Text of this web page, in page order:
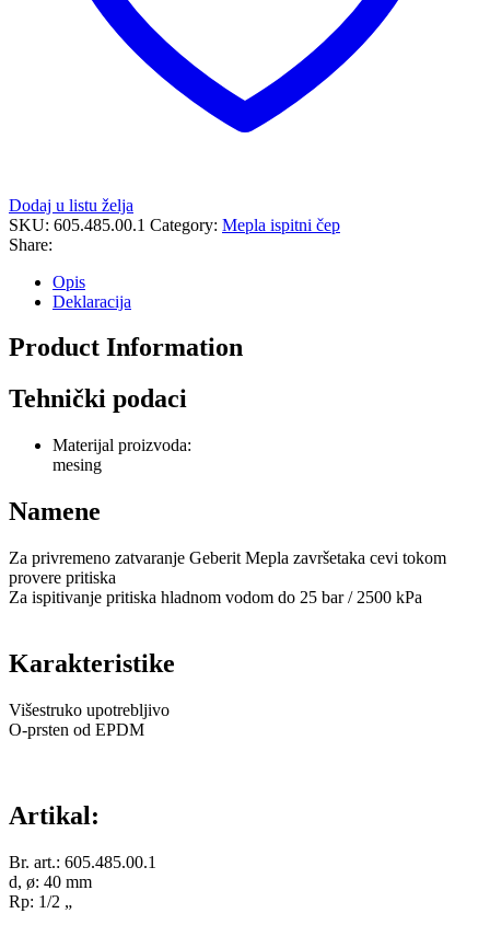
Dodaj u listu želja
SKU: 605.485.00.1 Category: Mepla ispitni čep
Share:
Opis
Deklaracija
Product Information
Tehnički podaci
Materijal proizvoda:
mesing
Namene
Za privremeno zatvaranje Geberit Mepla završetaka cevi tokom
provere pritiska
Za ispitivanje pritiska hladnom vodom do 25 bar / 2500 kPa
Karakteristike
Višestruko upotrebljivo
O-prsten od EPDM
Artikal:
Br. art.: 605.485.00.1
d, ø: 40 mm
Rp: 1/2 „